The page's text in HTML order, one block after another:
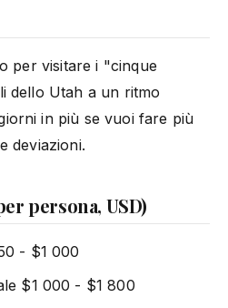
per visitare i "cinque
dello Utah a un ritmo
in più se vuoi fare più
deviazioni.
persona, USD)
- $1 000
$1 000 - $1 800